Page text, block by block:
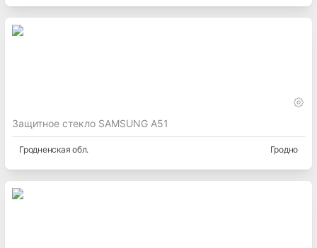
Защитное стекло SAMSUNG A51
Гродненская обл. Гродно